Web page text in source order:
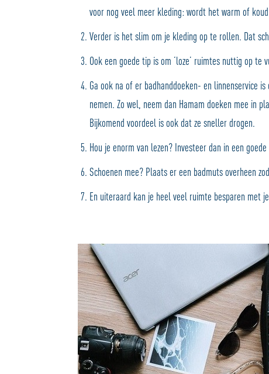
voor nog veel meer kleding: wordt het warm of
Verder is het slim om je kleding op te rollen. Dat
Ook een goede tip is om ‘loze’ ruimtes nuttig op
Ga ook na of er badhanddoeken- en linnenservice
nemen. Zo wel, neem dan Hamam doeken mee in
Bijkomend voordeel is ook dat ze sneller drogen.
Hou je enorm van lezen? Investeer dan in een
Schoenen mee? Plaats er een badmuts overheen
En uiteraard kan je heel veel ruimte besparen met